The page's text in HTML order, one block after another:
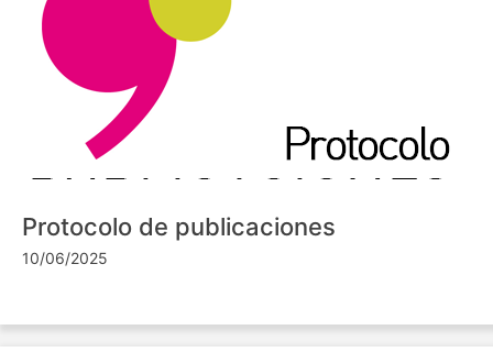
Protocolo de publicaciones
10/06/2025